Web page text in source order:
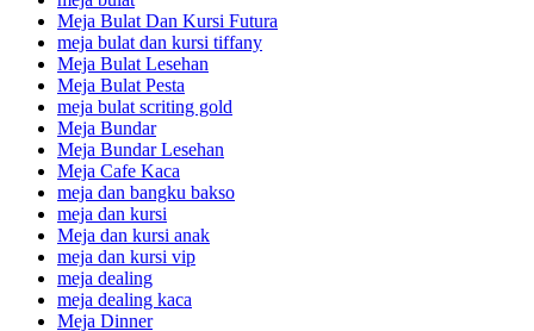
Meja Bulat Dan Kursi Futura
meja bulat dan kursi tiffany
Meja Bulat Lesehan
Meja Bulat Pesta
meja bulat scriting gold
Meja Bundar
Meja Bundar Lesehan
Meja Cafe Kaca
meja dan bangku bakso
meja dan kursi
Meja dan kursi anak
meja dan kursi vip
meja dealing
meja dealing kaca
Meja Dinner